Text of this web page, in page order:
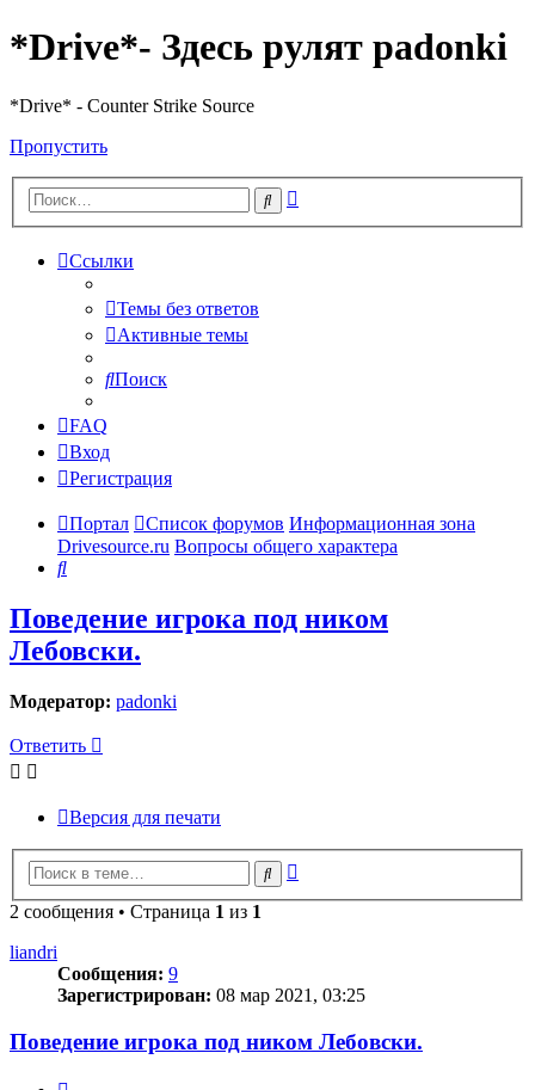
*Drive*- Здесь рулят padonki
*Drive* - Counter Strike Source
Пропустить
Поиск
Ссылки
Темы без ответов
Активные темы
Поиск
FAQ
Вход
Регистрация
Портал Список форумов Информационная зона
Drivesource.ru Вопросы общего характера
Поиск
Поведение игрока под ником
Лебовски.
Модератор: padonki
Ответить
Версия для печати
Поиск
2 сообщения • Страница 1 из 1
liandri
Сообщения: 9
Зарегистрирован: 08 мар 2021, 03:25
Поведение игрока под ником Лебовски.